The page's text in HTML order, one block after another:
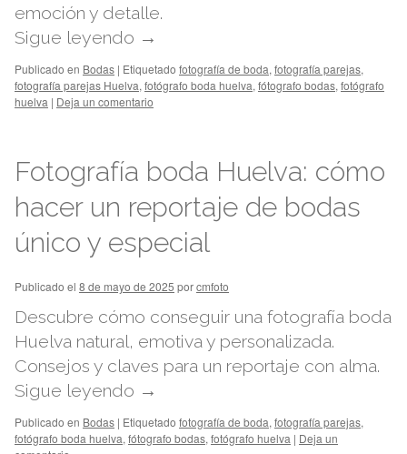
emoción y detalle.
Sigue leyendo →
Publicado en Bodas | Etiquetado fotografía de boda, fotografía parejas,
fotografía parejas Huelva, fotógrafo boda huelva, fótografo bodas, fotógrafo
huelva | Deja un comentario
Fotografía boda Huelva: cómo
hacer un reportaje de bodas
único y especial
Publicado el 8 de mayo de 2025 porcmfoto
Descubre cómo conseguir una fotografía boda
Huelva natural, emotiva y personalizada.
Consejos y claves para un reportaje con alma.
Sigue leyendo →
Publicado en Bodas | Etiquetado fotografía de boda, fotografía parejas,
fotógrafo boda huelva, fótografo bodas, fotógrafo huelva | Deja un